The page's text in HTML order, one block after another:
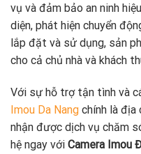
vụ và đảm bảo an ninh
diện, phát hiện chuyển
lắp đặt và sử dụng, sản
cho cả chủ nhà và khách
Với sự hỗ trợ tận tình và
Imou Da Nang chính là địa
nhận được dịch vụ chăm
hệ ngay với Camera Imou